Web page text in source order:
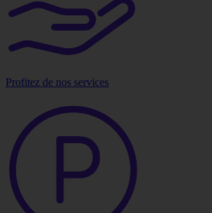
Profitez de nos services